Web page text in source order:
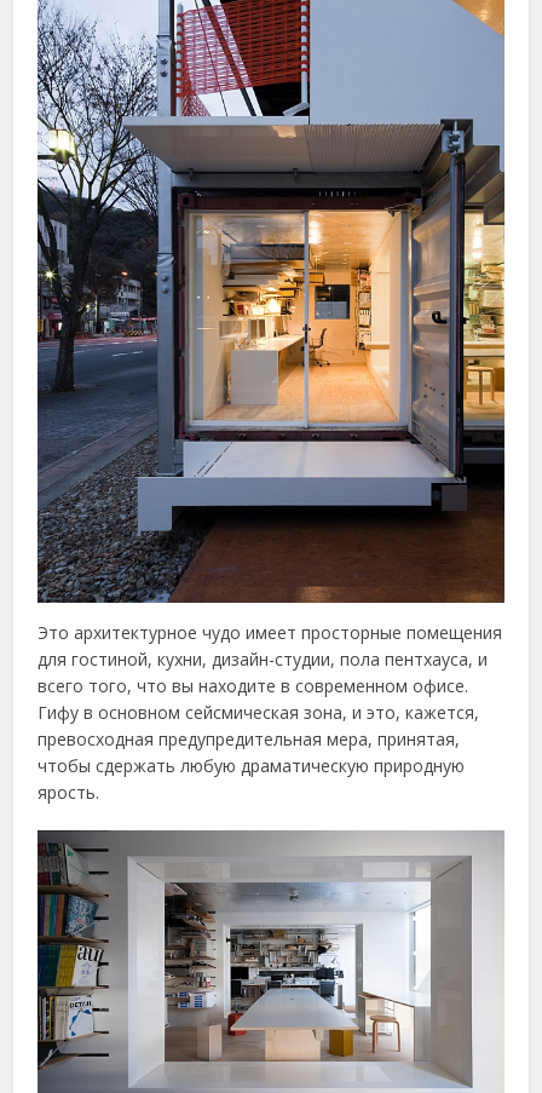
Это архитектурное чудо имеет просторные помещения
для гостиной, кухни, дизайн-студии, пола пентхауса, и
всего того, что вы находите в современном офисе.
Гифу в основном сейсмическая зона, и это, кажется,
превосходная предупредительная мера, принятая,
чтобы сдержать любую драматическую природную
ярость.